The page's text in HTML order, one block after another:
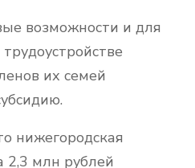
возможности и для
их семей
нижегородская
2,3 млн рублей